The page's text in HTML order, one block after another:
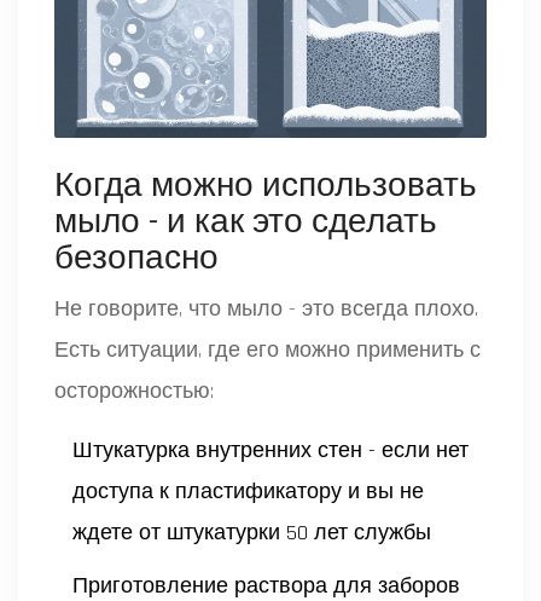
Когда можно использовать
мыло - и как это сделать
безопасно
Не говорите, что мыло - это всегда плохо.
Есть ситуации, где его можно применить с
осторожностью:
Штукатурка внутренних стен - если нет
доступа к пластификатору и вы не
ждете от штукатурки 50 лет службы
Приготовление раствора для заборов